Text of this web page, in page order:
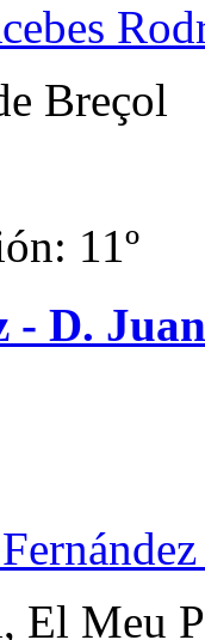
Breçol
11º
- D.
El Meu